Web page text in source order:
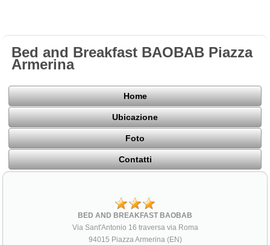
Bed and Breakfast BAOBAB Piazza
Armerina
Home
Ubicazione
Foto
Contatti
BED AND BREAKFAST BAOBAB
Via Sant'Antonio 16 traversa via Roma
94015 Piazza Armerina (EN)